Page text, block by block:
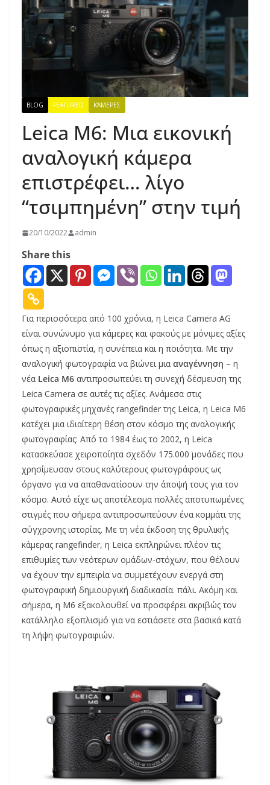
BLOG FEATURED ΚΆΜΕΡΕΣ
Leica M6: Μια εικονική
αναλογική κάμερα
επιστρέφει… λίγο
“τσιμπημένη” στην τιμή
20/10/2022 admin
Share this
Για περισσότερα από 100 χρόνια, η Leica Camera AG
είναι συνώνυμο για κάμερες και φακούς με μόνιμες αξίες
όπως η αξιοπιστία, η συνέπεια και η ποιότητα. Με την
αναλογική φωτογραφία να βιώνει μια αναγέννηση – η
νέα Leica M6 αντιπροσωπεύει τη συνεχή δέσμευση της
Leica Camera σε αυτές τις αξίες. Ανάμεσα στις
φωτογραφικές μηχανές rangefinder της Leica, η Leica M6
κατέχει μια ιδιαίτερη θέση στον κόσμο της αναλογικής
φωτογραφίας: Από το 1984 έως το 2002, η Leica
κατασκεύασε χειροποίητα σχεδόν 175.000 μονάδες που
χρησίμευσαν στους καλύτερους φωτογράφους ως
όργανο για να απαθανατίσουν την άποψή τους για τον
κόσμο. Αυτό είχε ως αποτέλεσμα πολλές αποτυπωμένες
στιγμές που σήμερα αντιπροσωπεύουν ένα κομμάτι της
σύγχρονης ιστορίας. Με τη νέα έκδοση της θρυλικής
κάμερας rangefinder, η Leica εκπληρώνει πλέον τις
επιθυμίες των νεότερων ομάδων-στόχων, που θέλουν
να έχουν την εμπειρία να συμμετέχουν ενεργά στη
φωτογραφική δημιουργική διαδικασία. πάλι. Ακόμη και
σήμερα, η M6 εξακολουθεί να προσφέρει ακριβώς τον
κατάλληλο εξοπλισμό για να εστιάσετε στα βασικά κατά
τη λήψη φωτογραφιών.